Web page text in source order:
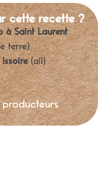
cette recette ?
à Saint Laurent
terre)
(ail)